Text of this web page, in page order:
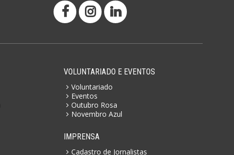
VOLUNTARIADO E EVENTOS
Voluntariado
Eventos
Outubro Rosa
Novembro Azul
IMPRENSA
Cadastro de Jornalistas